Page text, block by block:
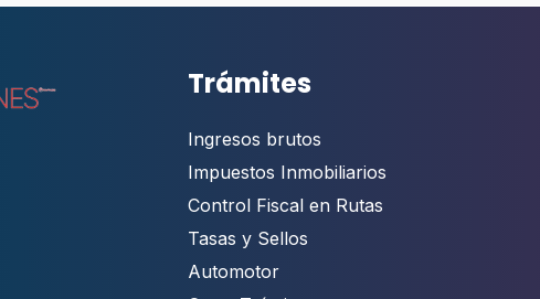
Trámites
Ingresos brutos
Impuestos Inmobiliarios
Control Fiscal en Rutas
Tasas y Sellos
Automotor